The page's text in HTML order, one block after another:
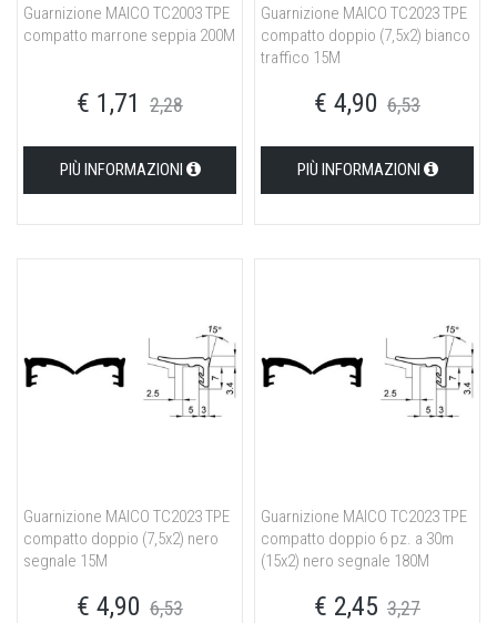
Guarnizione MAICO TC2003 TPE
compatto marrone seppia 200M
€ 1,71 2,28
PIÙ INFORMAZIONI
Guarnizione MAICO TC2023 TPE
compatto doppio (7,5x2) bianco
traffico 15M
€ 4,90 6,53
PIÙ INFORMAZIONI
Guarnizione MAICO TC2023 TPE
compatto doppio (7,5x2) nero
segnale 15M
€ 4,90 6,53
Guarnizione MAICO TC2023 TPE
compatto doppio 6 pz. a 30m
(15x2) nero segnale 180M
€ 2,45 3,27